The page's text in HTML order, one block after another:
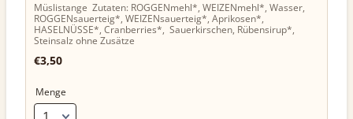
Müslistange Zutaten: ROGGENmehl*, WEIZENmehl*, Wasser,
ROGGENsauerteig*, WEIZENsauerteig*, Aprikosen*,
HASELNÜSSE*, Cranberries*, Sauerkirschen, Rübensirup*,
Steinsalz ohne Zusätze
€3,50
€3,50
Menge